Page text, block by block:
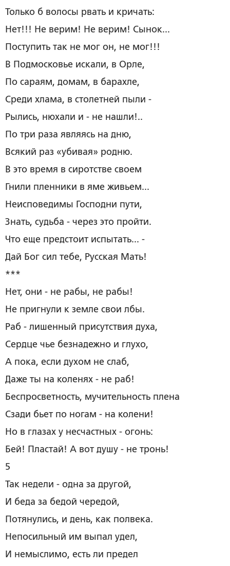
Только б волосы рвать и кричать:
Нет!!! Не верим! Не верим! Сынок...
Поступить так не мог он, не мог!!!
В Подмосковье искали, в Орле,
По сараям, домам, в барахле,
Среди хлама, в столетней пыли -
Рылись, нюхали и - не нашли!..
По три раза являясь на дню,
Всякий раз «убивая» родню.
В это время в сиротстве своем
Гнили пленники в яме живьем...
Неисповедимы Господни пути,
Знать, судьба ­-­ через это пройти.
Что еще предстоит испытать... -
Дай Бог сил тебе, Русская Мать!
***
Нет, они - не рабы, не рабы!
Не пригнули к земле свои лбы.
Раб - лишенный присутствия духа,
Сердце чье безнадежно и глухо,
А пока, если духом не слаб,
Даже ты на коленях - не раб!
Беспросветность, мучительность плена
Сзади бьет по ногам - на колени!
Но в глазах у несчастных ­-­ огонь:
Бей! Пластай! А вот душу ­-­ не тронь!
5
Так недели - одна за другой,
И беда за бедой чередой,
Потянулись, и день, как полвека.
Непосильный им выпал удел,
И немыслимо, есть ли предел